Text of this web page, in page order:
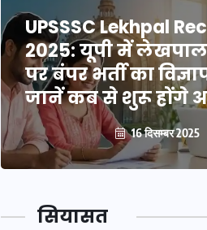
UPSSSC Lekhpal
2025: यूपी में
पर बंपर भर्ती का
जानें कब से शुरू होंगे
16 दिसम्बर 2025
सियासत